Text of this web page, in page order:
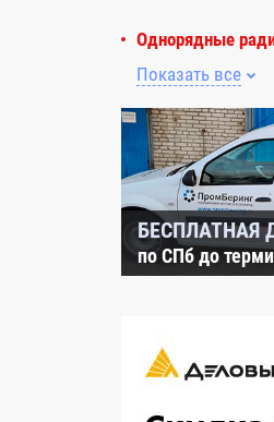
Однорядные
Показать все
БЕСПЛАТНАЯ
по СПб до